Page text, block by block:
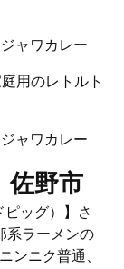
ャワカレー
用のレトルト
ャワカレー
野市
ッグ）】さ
系ラーメンの
ンニク普通、